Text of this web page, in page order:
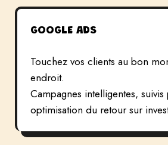
GOOGLE ADS
Touchez vos clients au bon
endroit.
Campagnes intelligentes,
optimisation du retour sur